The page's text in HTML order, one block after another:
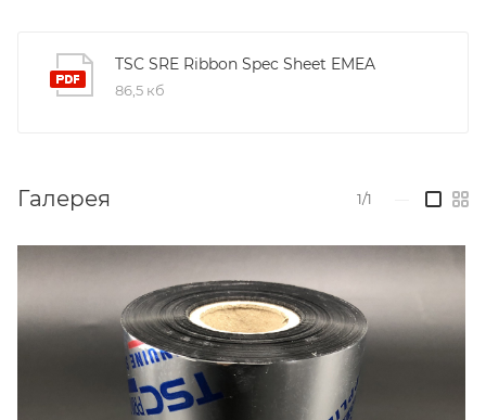
TSC SRE Ribbon Spec Sheet EMEA
86,5 кб
Галерея 1/1